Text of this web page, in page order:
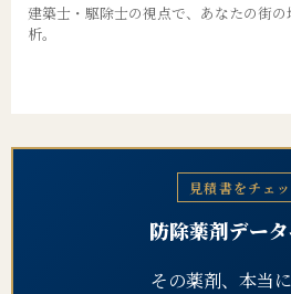
建築士・駆除士の視点で、あなたの街
析。
見積書をチェ
防除薬剤デー
その薬剤、本当